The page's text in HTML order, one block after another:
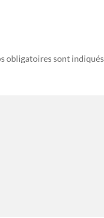
obligatoires sont indiqués